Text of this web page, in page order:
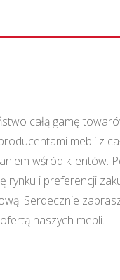
całą gamę
mebli z
wśród klientów.
rynku i preferencji
Serdecznie
naszych mebli.